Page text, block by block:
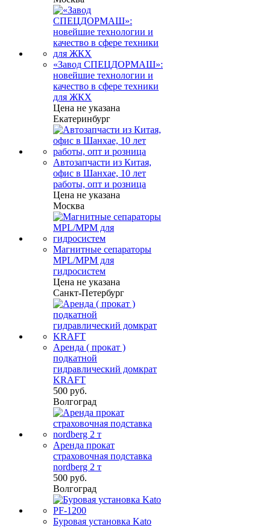
«Завод СПЕЦДОРМАШ»:
новейшие технологии и
качество в сфере техники
для ЖКХ
Цена не указана
Екатеринбург
Автозапчасти из Китая,
офис в Шанхае, 10 лет
работы, опт и розница
Цена не указана
Москва
Магнитные сепараторы
MPL/MPM для
гидросистем
Цена не указана
Санкт-Петербург
Аренда ( прокат )
подкатной
гидравлический домкрат
KRAFT
500 руб.
Волгоград
Аренда прокат
страховочная подставка
nordberg 2 т
500 руб.
Волгоград
Буровая установка Kato